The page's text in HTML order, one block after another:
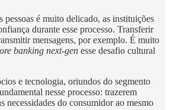
é muito delicado, as instituições
durante esse processo. Transferir
mensagens, por exemplo. É muito
banking next-gen esse desafio cultural
e tecnologia, oriundos do segmento
nesse processo: trazerem
necessidades do consumidor ao mesmo